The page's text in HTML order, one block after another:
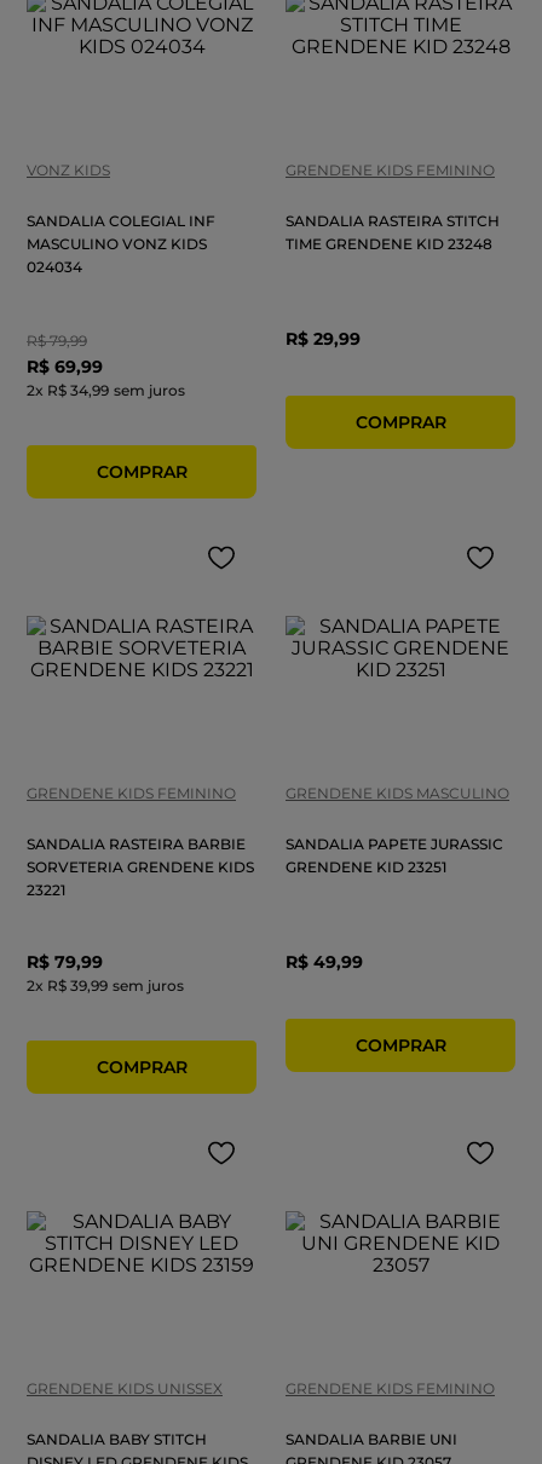
VONZ KIDS
SANDALIA COLEGIAL INF
MASCULINO VONZ KIDS
024034
R$ 79,99
R$ 69,99
2x R$ 34,99 sem juros
GRENDENE KIDS FEMININO
SANDALIA RASTEIRA STITCH
TIME GRENDENE KID 23248
R$ 29,99
GRENDENE KIDS FEMININO
SANDALIA RASTEIRA BARBIE
SORVETERIA GRENDENE KIDS
23221
R$ 79,99
2x R$ 39,99 sem juros
GRENDENE KIDS MASCULINO
SANDALIA PAPETE JURASSIC
GRENDENE KID 23251
R$ 49,99
GRENDENE KIDS UNISSEX
SANDALIA BABY STITCH
GRENDENE KIDS FEMININO
SANDALIA BARBIE UNI